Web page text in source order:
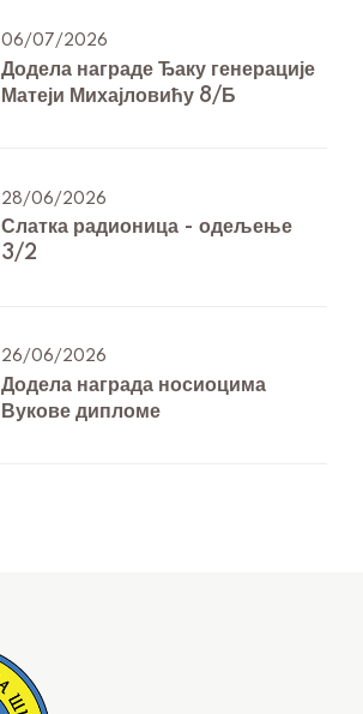
06/07/2026
Додела награде Ђаку генерације
Матеји Михајловићу 8/Б
28/06/2026
Слатка радионица - одељење
3/2
26/06/2026
Додела награда носиоцима
Вукове дипломе